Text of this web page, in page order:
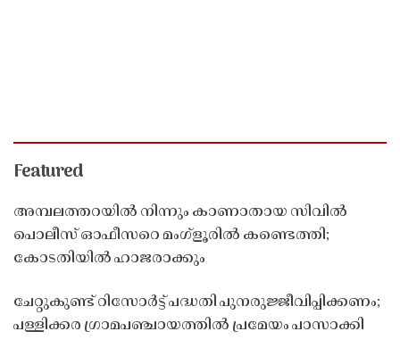
Featured
അമ്പലത്തറയിൽ നിന്നും കാണാതായ സിവിൽ
പൊലീസ് ഓഫീസറെ മംഗ്ളൂരിൽ കണ്ടെത്തി;
കോടതിയിൽ ഹാജരാക്കും
ചേറ്റുകുണ്ട് റിസോർട്ട് പദ്ധതി പുനരുജ്ജീവിപ്പിക്കണം;
പള്ളിക്കര ഗ്രാമപഞ്ചായത്തിൽ പ്രമേയം പാസാക്കി